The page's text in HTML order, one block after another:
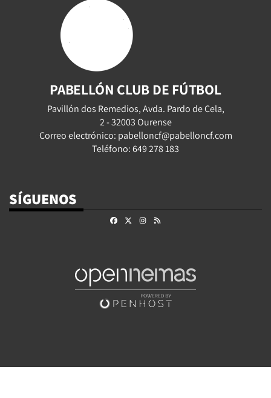
PABELLÓN CLUB DE FÚTBOL
Pavillón dos Remedios, Avda. Pardo de Cela,
2 - 32003 Ourense
Correo electrónico: pabelloncf@pabelloncf.com
Teléfono: 649 278 183
SÍGUENOS
FacebookInstagram